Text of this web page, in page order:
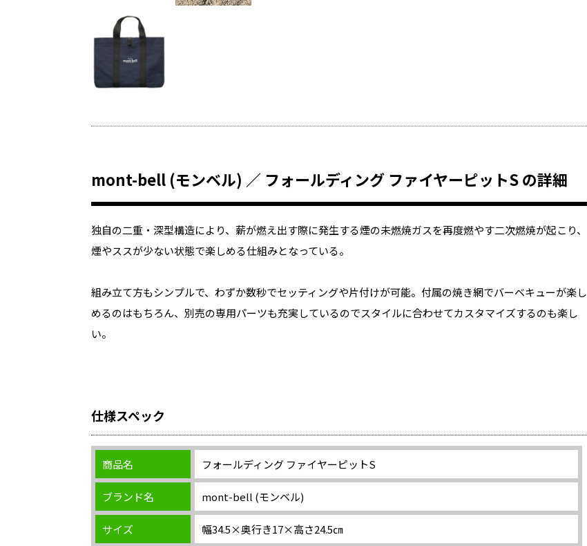
mont-bell (モンベル) ／ フォールディング ファイヤーピットS の詳細
独自の二重・深型構造により、薪が燃え出す際に発生する煙の未燃焼ガスを再度燃やす二次燃焼が起こり、
煙やススが少ない状態で楽しめる仕組みとなっている。
組み立て方もシンプルで、わずか数秒でセッティングや片付けが可能。付属の焼き網でバーベキューが楽し
めるのはもちろん、別売の専用パーツも充実しているのでスタイルに合わせてカスタマイズするのも楽し
い。
仕様スペック
商品名 フォールディング ファイヤーピットS
ブランド名 mont-bell (モンベル)
サイズ 幅34.5×奥行き17×高さ24.5㎝